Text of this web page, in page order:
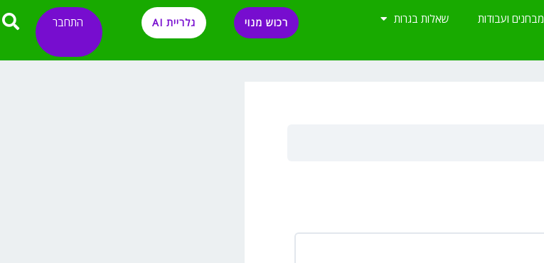
מבחנים ועבודות
שאלות בגרות
רכוש מנוי גלריית AI התחבר